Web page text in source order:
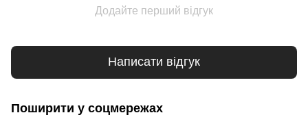
Додайте перший відгук
Написати відгук
Поширити у соцмережах